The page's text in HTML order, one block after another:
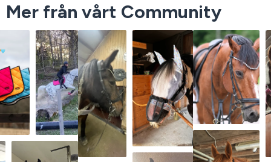
Mer från vårt Community